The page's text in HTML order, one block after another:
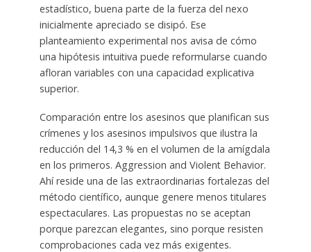
estadístico, buena parte de la fuerza del nexo
inicialmente apreciado se disipó. Ese
planteamiento experimental nos avisa de cómo
una hipótesis intuitiva puede reformularse cuando
afloran variables con una capacidad explicativa
superior.
Comparación entre los asesinos que planifican sus
crímenes y los asesinos impulsivos que ilustra la
reducción del 14,3 % en el volumen de la amígdala
en los primeros. Aggression and Violent Behavior.
Ahí reside una de las extraordinarias fortalezas del
método científico, aunque genere menos titulares
espectaculares. Las propuestas no se aceptan
porque parezcan elegantes, sino porque resisten
comprobaciones cada vez más exigentes.